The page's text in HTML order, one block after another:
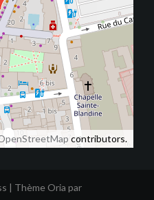
contributors.
| Thème Oria par